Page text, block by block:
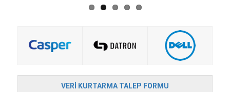
VERI KURTARMA TALEP FORMU